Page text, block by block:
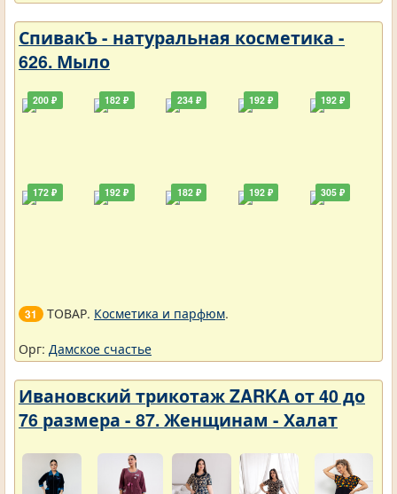
СпивакЪ - натуральная косметика -
626. Мыло
200 ₽
172 ₽
182 ₽
192 ₽
234 ₽
182 ₽
192 ₽
192 ₽
192 ₽
305 ₽
31 ТОВАР. Косметика и парфюм.
Орг: Дамское счастье
Ивановский трикотаж ZARKA от 40 до
76 размера - 87. Женщинам - Халат